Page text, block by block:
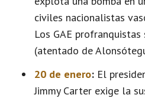
civiles nacionalistas
Los GAE
(atentado de
20 de enero: El
Jimmy Carter exige la